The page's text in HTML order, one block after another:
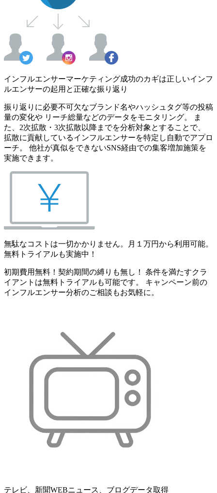
インフルエンサーマーケティング成功のカギは正しいインフ
ルエンサーの起用と正確な振り返り
振り返りに必要不可欠なブランド名やハッシュタグ等の投稿
量の変化や リーチ総量などのデータをモニタリング。 ま
た、2次拡散・3次拡散以降までを分析対象とすることで、
拡散に貢献しているインフルエンサーを特定し自動でアプロ
ーチ。 他社が真似をできないSNS経由での集客増加施策を
実施できます。
無駄なコストは一切かかりません。月１万円から利用可能。
無料トライアルも実施中！
初期費用無料！契約期間の縛りも無し！ 条件を満たすクラ
イアントは無料トライアルも可能です。 キャンペーン前の
インフルエンサー分析のご相談もお気軽に。
テレビ、新聞WEBニュース、ブログデータ取得